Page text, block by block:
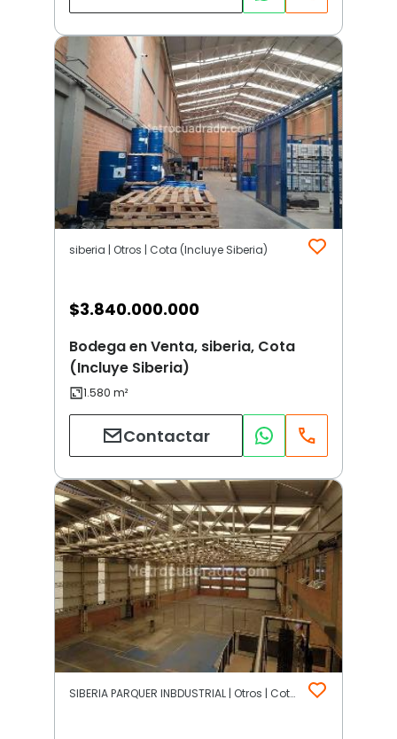
siberia | Otros | Cota (Incluye Siberia)
$3.840.000.000
Bodega en Venta, siberia, Cota
(Incluye Siberia)
Contactar
SIBERIA PARQUER INBDUSTRIAL | Otros | Cota (Incluye Siberia)